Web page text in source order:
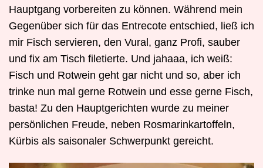
Hauptgang vorbereiten zu können. Während mein
Gegenüber sich für das Entrecote entschied, ließ ich
mir Fisch servieren, den Vural, ganz Profi, sauber
und fix am Tisch filetierte. Und jahaaa, ich weiß:
Fisch und Rotwein geht gar nicht und so, aber ich
trinke nun mal gerne Rotwein und esse gerne Fisch,
basta! Zu den Hauptgerichten wurde zu meiner
persönlichen Freude, neben Rosmarinkartoffeln,
Kürbis als saisonaler Schwerpunkt gereicht.